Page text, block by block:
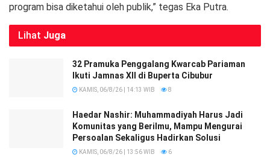
program bisa diketahui oleh publik,” tegas Eka Putra.
Lihat Juga
32 Pramuka Penggalang Kwarcab Pariaman
Ikuti Jamnas XII di Buperta Cibubur
KAMIS, 06/8/26 | 14:13 WIB 8
Haedar Nashir: Muhammadiyah Harus Jadi
Komunitas yang Berilmu, Mampu Mengurai
Persoalan Sekaligus Hadirkan Solusi
KAMIS, 06/8/26 | 13:56 WIB 6